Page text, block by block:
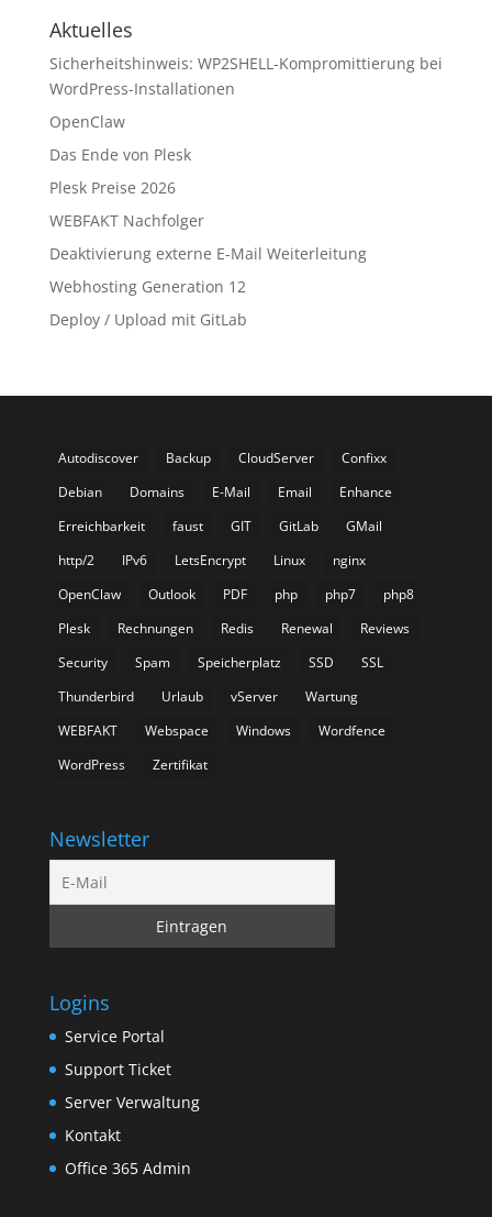
Aktuelles
Sicherheitshinweis: WP2SHELL-Kompromittierung bei
WordPress-Installationen
OpenClaw
Das Ende von Plesk
Plesk Preise 2026
WEBFAKT Nachfolger
Deaktivierung externe E-Mail Weiterleitung
Webhosting Generation 12
Deploy / Upload mit GitLab
Autodiscover Backup CloudServer
Confixx
Debian
Domains E-Mail Email
Enhance
Erreichbarkeit
faust GIT GitLab
GMail
http/2
IPv6 LetsEncrypt Linux
nginx
OpenClaw
Outlook PDF php php7
php8
Plesk
Rechnungen Redis Renewal
Reviews
Security
Spam Speicherplatz SSD
SSL
Thunderbird
Urlaub vServer
Wartung
WEBFAKT
Webspace Windows
Wordfence
WordPress
Zertifikat
Newsletter
Logins
Service Portal
Support Ticket
Server Verwaltung
Kontakt
Office 365 Admin